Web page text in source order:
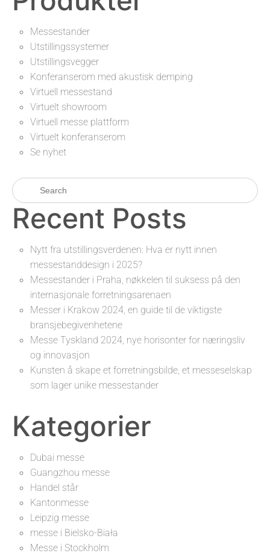
Messestander
Utstillingssystemer
Utstillingsvegger
Konferanserom med akustisk demping
Virtuell messestand
Virtuelt showroom
Virtuell messe plattform
Virtuelt konferanserom
Se nyhet
Recent Posts
Nytt fra utstillingsverdenen: Hva er nytt innen
messestanddesign i 2025?
Messestander i Praha, nøkkelen til suksess på den
internasjonale forretningsarenaen
Messer i Krakow 2024, en guide til de viktigste
bransjebegivenhetene
Messe Tyskland 2024, nye horisonter for næringsliv
og innovasjon
Kunsten å skape et forretningsbilde, et messeselskap
som lager unike messestander
Kategorier
Dubai messe
Guangzhou messe
Handel står
Kantonmesse
Leipzig messe
messe i Bielsko-Biała
Messe i Stockholm